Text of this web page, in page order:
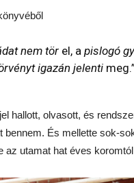
nem törel, a pislogó
igazán jelenti
hallott, olvasott, és
bennem. És mellette sok-
az utamat hat éves